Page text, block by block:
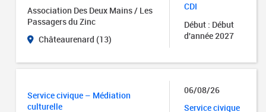
Association Des Deux Mains / Les
Passagers du Zinc
Châteaurenard (13)
CDI
Début : Début
d'année 2027
Service civique – Médiation
culturelle
06/08/26
Service civique